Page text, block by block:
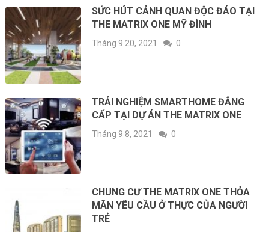
SỨC HÚT CẢNH QUAN ĐỘC ĐÁO TẠI
THE MATRIX ONE MỸ ĐÌNH
Tháng 9 20, 2021 0
TRẢI NGHIỆM SMARTHOME ĐẲNG
CẤP TẠI DỰ ÁN THE MATRIX ONE
Tháng 9 8, 2021 0
CHUNG CƯ THE MATRIX ONE THỎA
MÃN YÊU CẦU Ở THỰC CỦA NGƯỜI
TRẺ